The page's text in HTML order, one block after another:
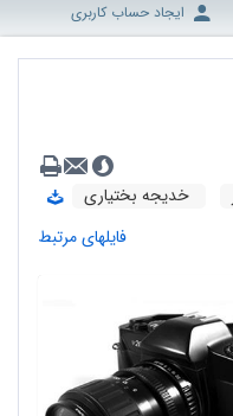
ایجاد حساب کاربری
خدیجه بختیاری
فایلهای مرتبط